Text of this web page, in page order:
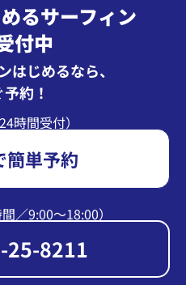
るサーフィン
付中
はじめるなら、
約！
∕9:00〜18:00）
25-8211
24時間受付）
簡単予約